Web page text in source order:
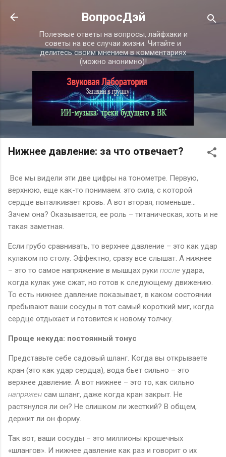
К основному контенту
ВопросДэй
Полезные ответы на вопросы, лайфхаки и
советы на все случаи жизни. Читайте и
делитесь своим мнением в комментариях
(можно анонимно)!
Нижнее давление: за что отвечает?
Все мы видели эти две цифры на тонометре. Первую,
верхнюю, еще как-то понимаем: это сила, с которой
сердце выталкивает кровь. А вот вторая, поменьше...
Зачем она? Оказывается, ее роль – титаническая, хоть и не
такая заметная.
Если грубо сравнивать, то верхнее давление – это как удар
кулаком по столу. Эффектно, сразу все слышат. А нижнее
– это то самое напряжение в мышцах руки после удара,
когда кулак уже сжат, но готов к следующему движению.
То есть нижнее давление показывает, в каком состоянии
пребывают ваши сосуды в тот самый короткий миг, когда
сердце отдыхает и готовится к новому толчку.
Проще некуда: постоянный тонус
Представьте себе садовый шланг. Когда вы открываете
кран (это как удар сердца), вода бьет сильно – это
верхнее давление. А вот нижнее – это то, как сильно
напряжен сам шланг, даже когда кран закрыт. Не
растянулся ли он? Не слишком ли жесткий? В общем,
держит ли он форму.
Так вот, ваши сосуды – это миллионы крошечных
«шлангов». И нижнее давление как раз и говорит о их